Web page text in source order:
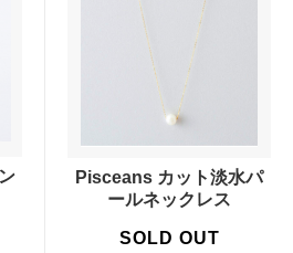
Pisceans カット淡水パ
ールネックレス
SOLD OUT